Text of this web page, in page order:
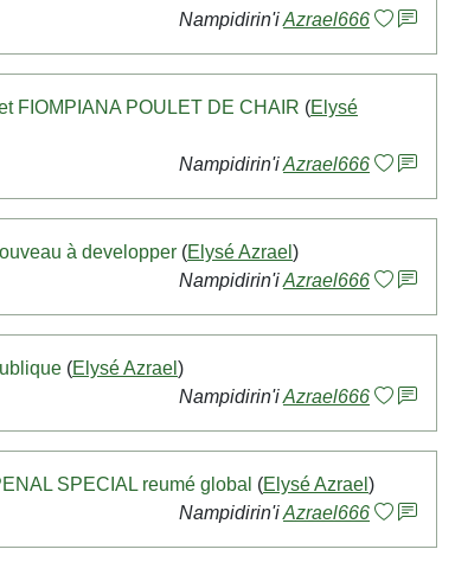
Nampidirin'iAzrael666
FIOMPIANA POULET DE CHAIR (Elysé
Nampidirin'iAzrael666
à developper (Elysé Azrael )
Nampidirin'iAzrael666
(Elysé Azrael )
Nampidirin'iAzrael666
SPECIAL reumé global (Elysé Azrael )
Nampidirin'iAzrael666